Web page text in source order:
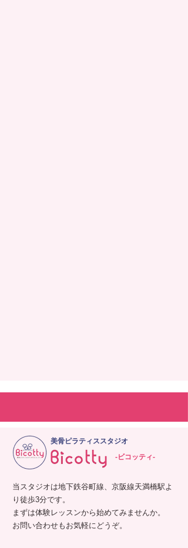
美骨ピラティススタジオ
-ビコッティ-
当スタジオは地下鉄谷町線、京阪線天満橋駅よ
り徒歩3分です。
まずは体験レッスンから始めてみませんか。
お問い合わせもお気軽にどうぞ。